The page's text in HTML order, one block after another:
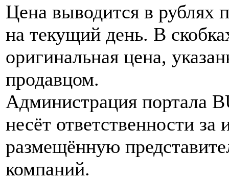
Цена выводится в рублях
на текущий день. В
оригинальная цена,
продавцом.
Администрация портала
несёт ответственности
размещённую
компаний.